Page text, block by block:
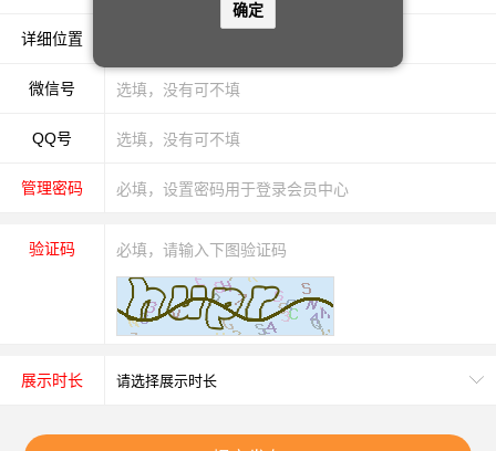
确定
详细位置
微信号
QQ号
管理密码
验证码
展示时长